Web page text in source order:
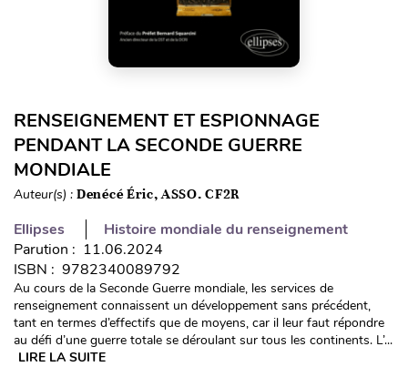
RENSEIGNEMENT ET ESPIONNAGE
PENDANT LA SECONDE GUERRE
MONDIALE
Auteur(s) : Denécé Éric, ASSO. CF2R
Ellipses
Histoire mondiale du renseignement
Parution : 11.06.2024
ISBN : 9782340089792
Au cours de la Seconde Guerre mondiale, les services de
renseignement connaissent un développement sans précédent,
tant en termes d’effectifs que de moyens, car il leur faut répondre
au défi d’une guerre totale se déroulant sur tous les continents. L’...
LIRE LA SUITE